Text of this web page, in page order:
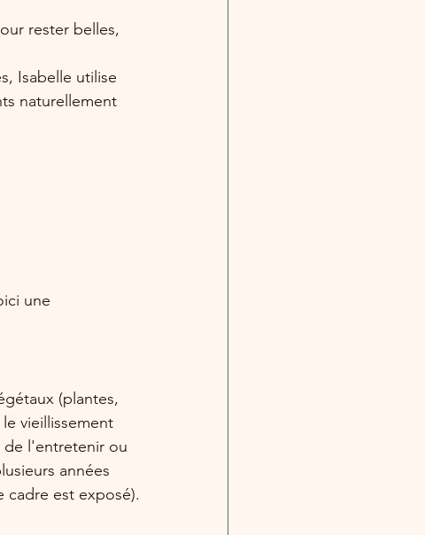
rester belles,
Isabelle utilise
naturellement
une
(plantes,
vieillissement
de l'entretenir ou
années
cadre est exposé).